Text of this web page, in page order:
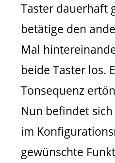
Taster dauerhaft
betätige den
Mal
beide Taster los.
Tonsequenz
Nun befindet
im
gewünschte